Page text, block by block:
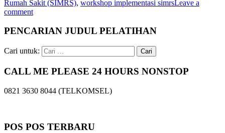
Rumah Sakit (SIMRS), workshop implementasi simrsLeave a
comment
PENCARIAN JUDUL PELATIHAN
Cari untuk:
CALL ME PLEASE 24 HOURS NONSTOP
0821 3630 8044 (TELKOMSEL)
POS POS TERBARU